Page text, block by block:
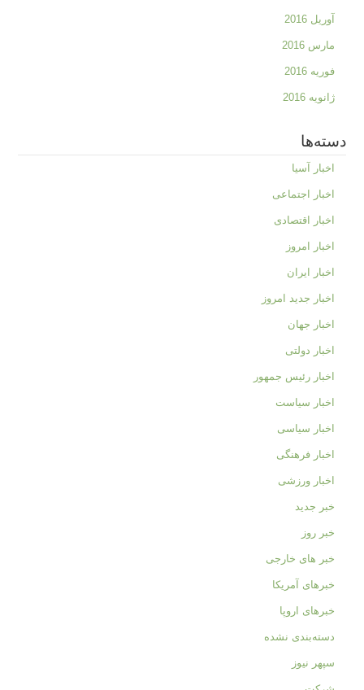
آوریل 2016
مارس 2016
فوریه 2016
ژانویه 2016
دسته‌ها
اخبار آسیا
اخبار اجتماعی
اخبار اقتصادی
اخبار امروز
اخبار ایران
اخبار جدید امروز
اخبار جهان
اخبار دولتی
اخبار رئیس جمهور
اخبار سیاست
اخبار سیاسی
اخبار فرهنگی
اخبار ورزشی
خبر جدید
خبر روز
خبر های خارجی
خبرهای آمریکا
خبرهای اروپا
دسته‌بندی نشده
سپهر نیوز